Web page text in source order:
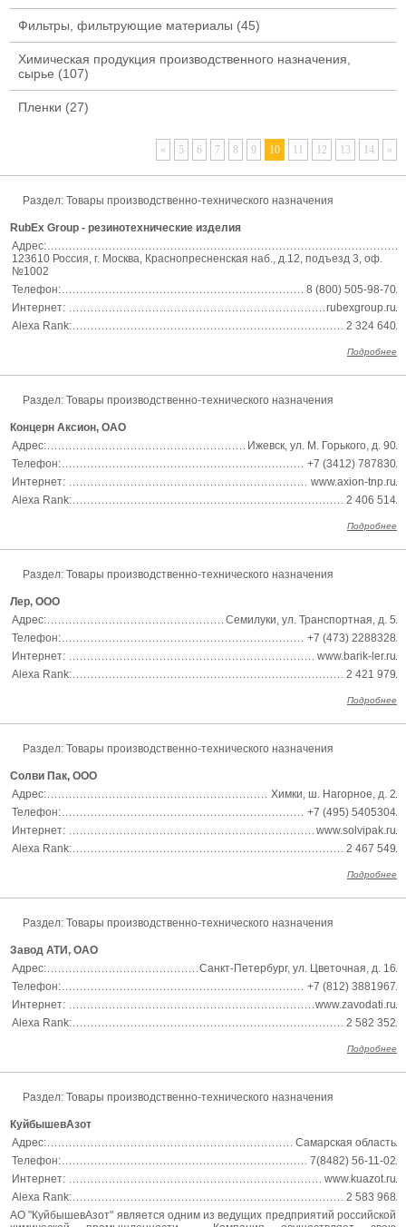
Фильтры, фильтрующие материалы (45)
Химическая продукция производственного назначения,
сырье (107)
Пленки (27)
« 5 6 7 8 9 10 11 12 13 14 »
Раздел: Товары производственно-технического назначения
RubEx Group - резинотехнические изделия
Адрес:
123610 Россия, г. Москва, Краснопресненская наб., д.12, подъезд 3, оф.
№1002
Телефон:
8 (800) 505-98-70
Интернет:
rubexgroup.ru
Alexa Rank:
2 324 640
Подробнее
Раздел: Товары производственно-технического назначения
Концерн Аксион, ОАО
Адрес:
Ижевск, ул. М. Горького, д. 90
Телефон:
+7 (3412) 787830
Интернет:
www.axion-tnp.ru
Alexa Rank:
2 406 514
Подробнее
Раздел: Товары производственно-технического назначения
Лер, ООО
Адрес:
Семилуки, ул. Транспортная, д. 5
Телефон:
+7 (473) 2288328
Интернет:
www.barik-ler.ru
Alexa Rank:
2 421 979
Подробнее
Раздел: Товары производственно-технического назначения
Солви Пак, ООО
Адрес:
Химки, ш. Нагорное, д. 2
Телефон:
+7 (495) 5405304
Интернет:
www.solvipak.ru
Alexa Rank:
2 467 549
Подробнее
Раздел: Товары производственно-технического назначения
Завод АТИ, ОАО
Адрес:
Санкт-Петербург, ул. Цветочная, д. 16
Телефон:
+7 (812) 3881967
Интернет:
www.zavodati.ru
Alexa Rank:
2 582 352
Подробнее
Раздел: Товары производственно-технического назначения
КуйбышевАзот
Адрес:
Самарская область
Телефон:
7(8482) 56-11-02
Интернет:
www.kuazot.ru
Alexa Rank:
2 583 968
АО "КуйбышевАзот" является одним из ведущих предприятий российской